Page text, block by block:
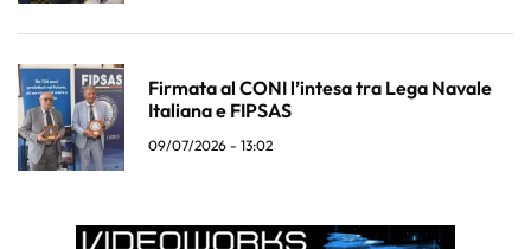
Firmata al CONI l’intesa tra Lega Navale
Italiana e FIPSAS
09/07/2026 - 13:02